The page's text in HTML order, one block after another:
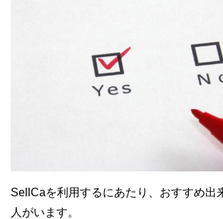
SellCaを利用するにあたり、おすすめ出
人がいます。